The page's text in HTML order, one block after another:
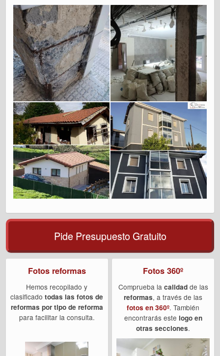
Pide Presupuesto Gratuito
Fotos reformas
Hemos recopilado y
clasificadotodas las fotos de
reformas por tipo de reforma
para facilitar la consulta.
Fotos 360º
Comprueba la calidadde las
reformas, a través de las
fotos en 360º. También
encontrarás este logo en
otras secciones.